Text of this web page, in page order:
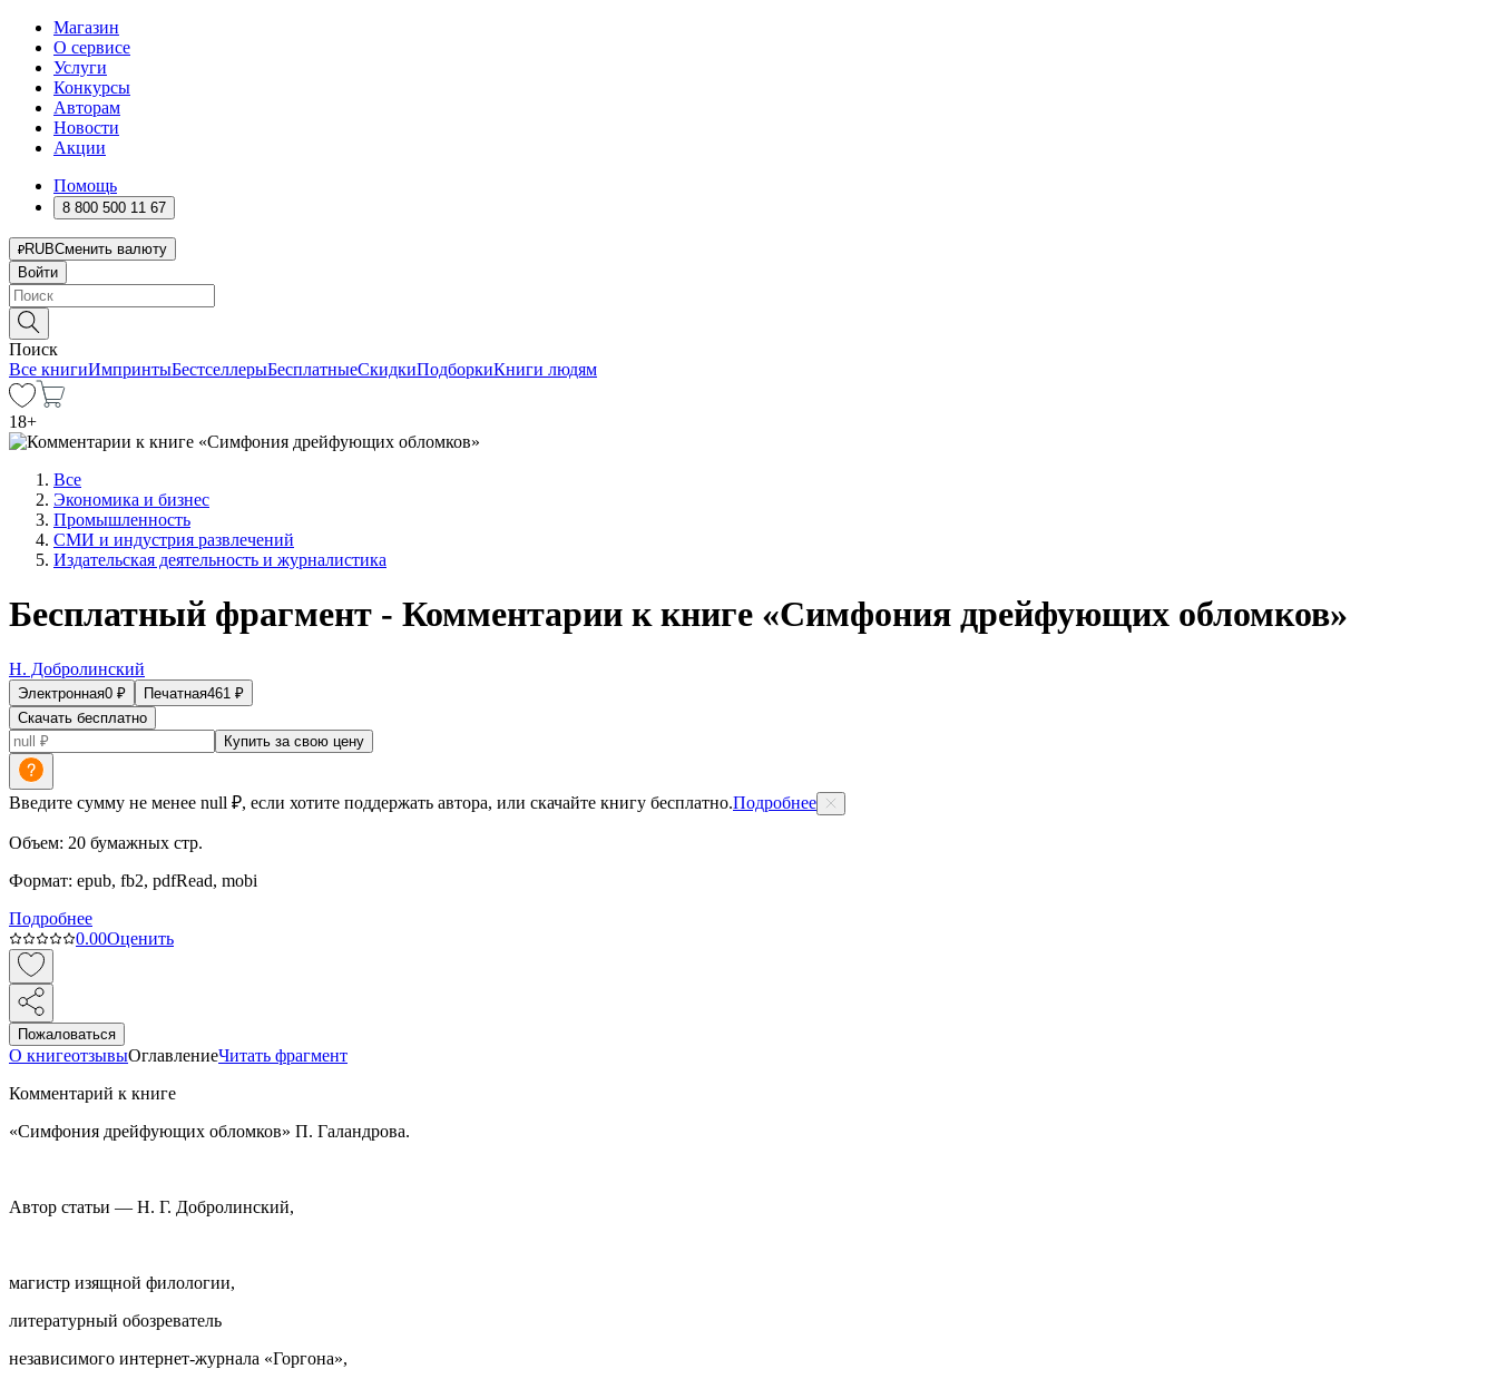
Магазин
О сервисе
Услуги
Конкурсы
Авторам
Новости
Акции
Помощь
8 800 500 11 67
RUBСменить валюту
Войти
Поиск
Все книгиИмпринтыБестселлерыБесплатныеСкидкиПодборкиКниги людям
18+
Все
Экономика и бизнес
Промышленность
СМИ и индустрия развлечений
Издательская деятельность и журналистика
Бесплатный фрагмент - Комментарии к книге «Симфония дрейфующих обломков»
Н. Добролинский
Электронная0 ₽ Печатная461 ₽
Скачать бесплатно
Купить за свою цену
Введите сумму не менее null ₽, если хотите поддержать автора, или скачайте книгу бесплатно.Подробнее
Объем: 20 бумажных стр.
Формат: epub, fb2, pdfRead, mobi
Подробнее
0.00Оценить
Пожаловаться
О книгеотзывыОглавлениеЧитать фрагмент
Комментарий к книге
«Симфония дрейфующих обломков» П. Галандрова.
Автор статьи — Н. Г. Добролинский,
магистр изящной филологии,
литературный обозреватель
независимого интернет-журнала «Горгона»,